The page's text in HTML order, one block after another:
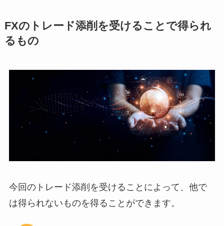
FXのトレード添削を受けることで得られ
るもの
今回のトレード添削を受けることによって、他で
は得られないものを得ることができます。